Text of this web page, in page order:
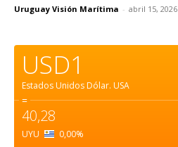
Uruguay Visión Marítima - abril 15, 2026
USD1
Estados Unidos Dólar. USA
=
40,28
UYU 0,00%